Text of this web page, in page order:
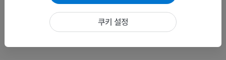
쿠키 설정